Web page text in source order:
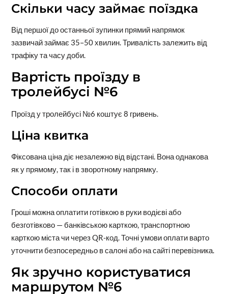
Скільки часу займає поїздка
Від першої до останньої зупинки прямий напрямок
зазвичай займає 35–50 хвилин. Тривалість залежить від
трафіку та часу доби.
Вартість проїзду в
тролейбусі №6
Проїзд у тролейбусі №6 коштує 8 гривень.
Ціна квитка
Фіксована ціна діє незалежно від відстані. Вона однакова
як у прямому, так і в зворотному напрямку.
Способи оплати
Гроші можна оплатити готівкою в руки водієві або
безготівково — банківською карткою, транспортною
карткою міста чи через QR-код. Точні умови оплати варто
уточнити безпосередньо в салоні або на сайті перевізника.
Як зручно користуватися
маршрутом №6